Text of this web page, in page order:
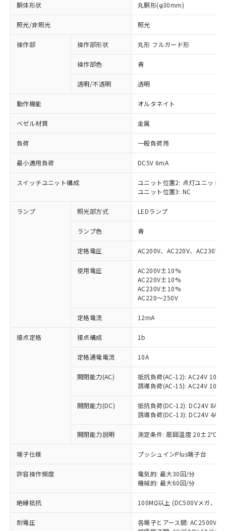
胴体形状 丸胴形(φ30mm)
照光/非照光 照光
操作部 操作部形状 丸形 フルガード形
操作部色 青
透明/不透明 透明
動作機能 オルタネイト
ベゼル材質 金属
負荷 一般負荷用
最小適用負荷 DC5V 6mA
スイッチユニット構成
ユニット位置2: 点灯ユニット
ユニット位置3: NC
ランプ 照光部方式 LEDランプ
ランプ色 青
定格電圧 AC200V、AC220V、AC230V
使用電圧
AC200V±10%
AC220V±10%
AC230V±10%
AC220～250V
定格電流 12mA
接点定格 接点構成 1b
定格通電電流 10A
開閉能力(AC)
抵抗負荷(AC-12): AC24V 10A/
誘導負荷(AC-15): AC24V
開閉能力(DC)
抵抗負荷(DC-12): DC24V 8A/
誘導負荷(DC-13): DC24V 4A/
開閉能力説明 測定条件: 周囲温度 20±2℃、
端子仕様 プッシュインPlus端子台
許容操作頻度
電気的: 最大30回/分
機械的: 最大60回/分
絶縁抵抗 100MΩ以上 (DC500Vメガ、点
耐電圧
各端子とアース間: AC2500V
ご利用条件
以下の条件をお読みいただき、同意のうえ
本サービスは、当社制御機器事業取扱
商品の当社在庫状況および標準価格
(税抜)を提供させていただくもので
当社制御機器事業取扱商品の中には、
本サービスの対象外となる商品もある
ことをご了承ください。
在庫状況および標準価格照会結果は、
記載している更新日時点での社内デー
タに基づき作成されるものであり、閲
準価格とは異なる場合があることをご
対応済み：EU RoHS指令（10物質）の
非含有に対応した製品が提供可能な商品で
対応予定：EU RoHS指令（10物質）の非含
有に対応した製品に切り替える予定のある
対応予定なし：EU RoHS指令（10物質）の
非含有に非対応の商品で、対応品を出す予
調査・確認中：EU RoHS指令（10物質）の
非含有の対応状況を調査中または確認中の
非該当品：ライセンス料など無形物で、有
害物質有無と関係のない商品です。
仕入先様の事情により、非含有部品として
いたものが、含有品と判明した場合などや
むを得ず変更することがあります。
*EU RoHS指令（10物質）：
鉛(Pb) 1000ppm以下、 水銀(Hg) 1000ppm以下、 カド
六価クロム(Cr(Ⅵ)) 1000ppm以下、ポリ臭化ビフェニル
「○」：最大均質材料含有率が中国RoHSの
基準値以下であることを示します。
「×」：最大均質材料含有率が中国RoHSの
基準値を超えていることを示します。
「－」：未確認です。当社販売部門へお問
当社は、これら貴社製品のうち、外国
為替および外国貿易法に定める商品
（以下｢規制貨物等」という）を輸出
または国外への提供する場合は、日本
国政府の輸出許可(または役務取引許
可)を取得するなどの必要な手続きを